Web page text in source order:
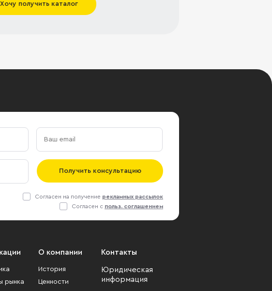
Хочу получить каталог
Получить консультацию
Согласен на получение рекламных рассылок
Согласен с польз. соглашением
рынка
О компании
История
Ценности
Контакты
Юридическая
информация